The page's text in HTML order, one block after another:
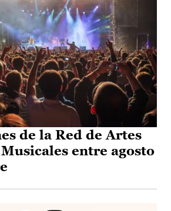
de la Red de Artes
entre agosto